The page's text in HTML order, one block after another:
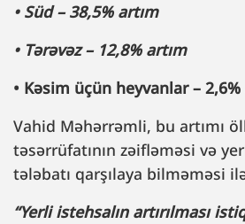
• Süd – 38,5% artım
• Tərəvəz – 12,8% artım
• Kəsim üçün heyvanlar – 2,6%
Vahid Məhərrəmli, bu artımı
təsərrüfatının zəifləməsi və
tələbatı qarşılaya bilməməsi
“Yerli istehsalın artırılması